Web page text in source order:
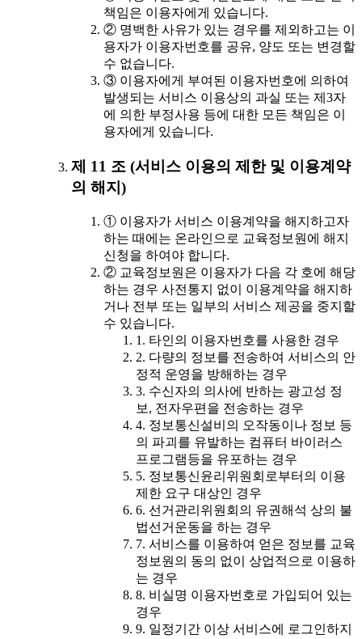
책임은 이용자에게 있습니다.
② 명백한 사유가 있는 경우를 제외하고는 이
용자가 이용자번호를 공유, 양도 또는 변경할
수 없습니다.
③ 이용자에게 부여된 이용자번호에 의하여
발생되는 서비스 이용상의 과실 또는 제3자
에 의한 부정사용 등에 대한 모든 책임은 이
용자에게 있습니다.
제 11 조 (서비스 이용의 제한 및 이용계약
의 해지)
① 이용자가 서비스 이용계약을 해지하고자
하는 때에는 온라인으로 교육정보원에 해지
신청을 하여야 합니다.
② 교육정보원은 이용자가 다음 각 호에 해당
하는 경우 사전통지 없이 이용계약을 해지하
거나 전부 또는 일부의 서비스 제공을 중지할
수 있습니다.
1. 타인의 이용자번호를 사용한 경우
2. 다량의 정보를 전송하여 서비스의 안
정적 운영을 방해하는 경우
3. 수신자의 의사에 반하는 광고성 정
보, 전자우편을 전송하는 경우
4. 정보통신설비의 오작동이나 정보 등
의 파괴를 유발하는 컴퓨터 바이러스
프로그램등을 유포하는 경우
5. 정보통신윤리위원회로부터의 이용
제한 요구 대상인 경우
6. 선거관리위원회의 유권해석 상의 불
법선거운동을 하는 경우
7. 서비스를 이용하여 얻은 정보를 교육
정보원의 동의 없이 상업적으로 이용하
는 경우
8. 비실명 이용자번호로 가입되어 있는
경우
9. 일정기간 이상 서비스에 로그인하지